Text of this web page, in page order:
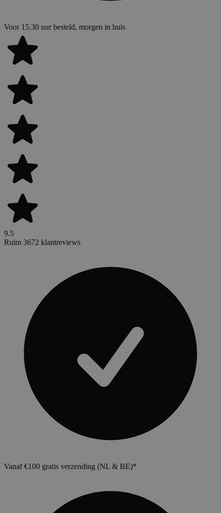
Voor 15.30 uur besteld, morgen in huis
9.5
Ruim 3672 klantreviews
Vanaf €100 gratis verzending (NL & BE)*